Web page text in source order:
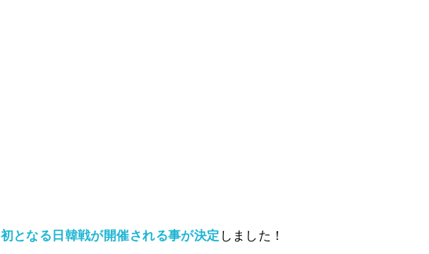
初となる日韓戦が開催される事が決定 しました！